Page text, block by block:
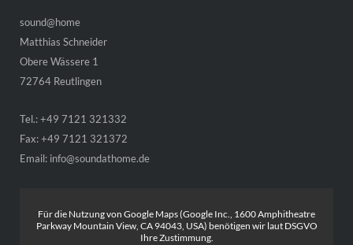
sound@home
Matthias Schneider
Obere Wässere 1
72764 Reutlingen
Tel.: +49 7121 321332
Fax: +49 7121 321372
Email: info@soundathome.de
Für die Nutzung von Google Maps (Google Inc., 1600 Amphitheatre
Parkway Mountain View, CA 94043, USA) benötigen wir laut DSGVO
Ihre Zustimmung.